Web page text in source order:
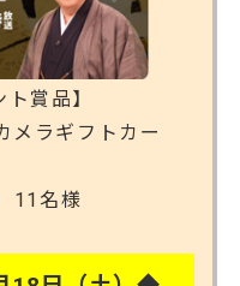
ト賞品】
メラギフトカー
11名様